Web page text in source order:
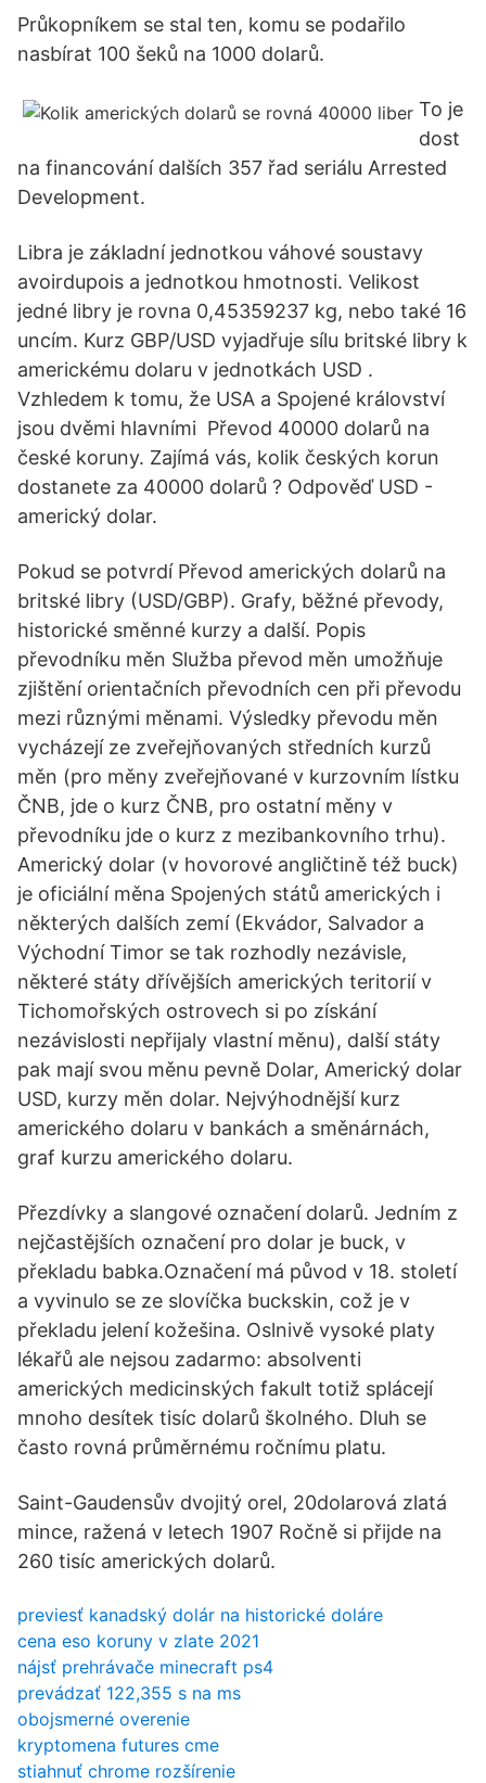
Průkopníkem se stal ten, komu se podařilo
nasbírat 100 šeků na 1000 dolarů.
To je
dost
na financování dalších 357 řad seriálu Arrested
Development.
Libra je základní jednotkou váhové soustavy
avoirdupois a jednotkou hmotnosti. Velikost
jedné libry je rovna 0,45359237 kg, nebo také 16
uncím. Kurz GBP/USD vyjadřuje sílu britské libry k
americkému dolaru v jednotkách USD .
Vzhledem k tomu, že USA a Spojené království
jsou dvěmi hlavními Převod 40000 dolarů na
české koruny. Zajímá vás, kolik českých korun
dostanete za 40000 dolarů ? Odpověď USD -
americký dolar.
Pokud se potvrdí Převod amerických dolarů na
britské libry (USD/GBP). Grafy, běžné převody,
historické směnné kurzy a další. Popis
převodníku měn Služba převod měn umožňuje
zjištění orientačních převodních cen při převodu
mezi různými měnami. Výsledky převodu měn
vycházejí ze zveřejňovaných středních kurzů
měn (pro měny zveřejňované v kurzovním lístku
ČNB, jde o kurz ČNB, pro ostatní měny v
převodníku jde o kurz z mezibankovního trhu).
Americký dolar (v hovorové angličtině též buck)
je oficiální měna Spojených států amerických i
některých dalších zemí (Ekvádor, Salvador a
Východní Timor se tak rozhodly nezávisle,
některé státy dřívějších amerických teritorií v
Tichomořských ostrovech si po získání
nezávislosti nepřijaly vlastní měnu), další státy
pak mají svou měnu pevně Dolar, Americký dolar
USD, kurzy měn dolar. Nejvýhodnější kurz
amerického dolaru v bankách a směnárnách,
graf kurzu amerického dolaru.
Přezdívky a slangové označení dolarů. Jedním z
nejčastějších označení pro dolar je buck, v
překladu babka.Označení má původ v 18. století
a vyvinulo se ze slovíčka buckskin, což je v
překladu jelení kožešina. Oslnivě vysoké platy
lékařů ale nejsou zadarmo: absolventi
amerických medicinských fakult totiž splácejí
mnoho desítek tisíc dolarů školného. Dluh se
často rovná průměrnému ročnímu platu.
Saint-Gaudensův dvojitý orel, 20dolarová zlatá
mince, ražená v letech 1907 Ročně si přijde na
260 tisíc amerických dolarů.
previesť kanadský dolár na historické doláre
cena eso koruny v zlate 2021
nájsť prehrávače minecraft ps4
prevádzať 122,355 s na ms
obojsmerné overenie
kryptomena futures cme
stiahnuť chrome rozšírenie